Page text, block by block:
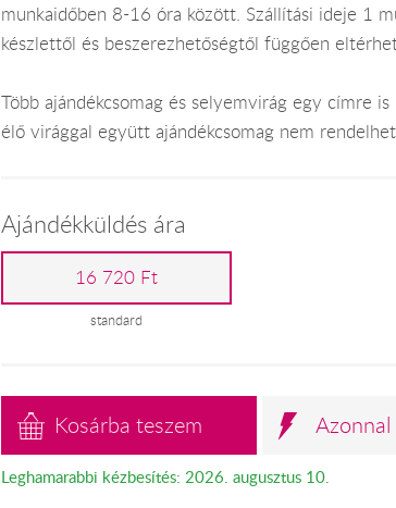
munkaidőben 8-16 óra között. Szállítási ideje 1
készlettől és beszerezhetőségtől függően
Több ajándékcsomag és selyemvirág egy címre
élő virággal együtt ajándékcsomag nem
Ajándékküldés ára
16 720 Ft
standard
Kosárba teszem Azonnal
Leghamarabbi kézbesítés: 2026. augusztus 10.